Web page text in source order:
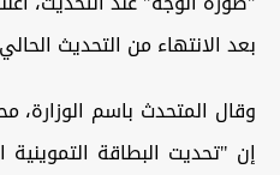
بعد الانتهاء من التحديث
وقال المتحدث باسم الوزارة،
إن "تحديت البطاقة التموينية